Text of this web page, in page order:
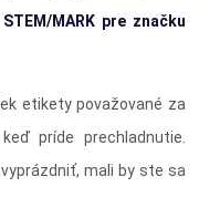
MARK pre značku
etikety považované za
príde prechladnutie.
mali by ste sa